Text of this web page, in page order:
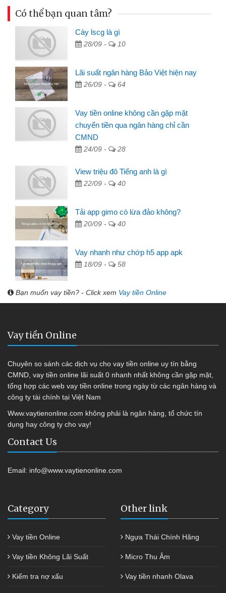
Có thể bạn quan tâm?
Cày lscg là gì
28/09 - 10
Lãi suất ngân hàng Bảo Việt hiện nay
26/09 - 64
Vay tiền online không cần gặp mặt
chuyển tiền qua ngân hàng chỉ cần
CMND
24/09 - 28
View triệu đô Tiếng anh là gì
22/09 - 40
Tải app gimo có lừa đảo không?
20/09 - 40
Vay nhanh như chớp h5 app apk
18/09 - 58
Bạn muốn vay tiền? - Click xem Vay tiền Online
Vay tiền Online
Chuyên so sánh các dịch vụ cho vay tiền online uy tín bằng
CMND, vay tiền online lãi suất 0 nhanh nhất không cần gặp mặt,
tổng hợp các web vay tiền online trong ngày từ các ngân hàng và
công ty tài chính tại Việt Nam
Www.vaytienonline.com không phải là ngân hàng, tổ chức tín
dụng hay công ty cho vay!
Contact Us
Email: info@www.vaytienonline.com
Category
Vay tiền Online
Vay tiền Không Lãi Suất
Kiểm tra nợ xấu
Other link
Ngựa Thái Chính Hãng
Micro Thu Âm
Vay tiền nhanh Olava